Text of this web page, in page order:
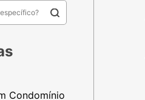
Condomínio